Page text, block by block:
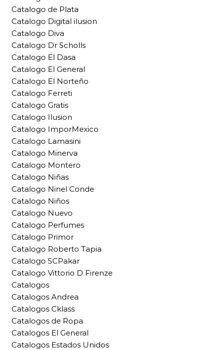
Catalogo de Plata
Catalogo Digital ilusion
Catalogo Diva
Catalogo Dr Scholls
Catalogo El Dasa
Catalogo El General
Catalogo El Norteño
Catalogo Ferreti
Catalogo Gratis
Catalogo Ilusion
Catalogo ImporMexico
Catalogo Lamasini
Catalogo Minerva
Catalogo Montero
Catalogo Niñas
Catalogo Ninel Conde
Catalogo Niños
Catalogo Nuevo
Catalogo Perfumes
Catalogo Primor
Catalogo Roberto Tapia
Catalogo SCPakar
Catalogo Vittorio D Firenze
Catalogos
Catalogos Andrea
Catalogos Cklass
Catalogos de Ropa
Catalogos El General
Catalogos Estados Unidos